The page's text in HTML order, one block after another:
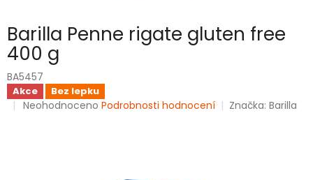
Barilla Penne rigate gluten free
400 g
BA5457
Akce Bez lepku
Průměrné
Neohodnoceno Podrobnosti hodnocení Značka: Barilla